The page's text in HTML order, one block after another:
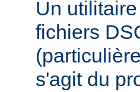
Un
fichiers
s'agit du